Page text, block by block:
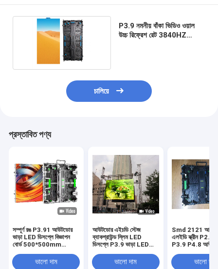
P3.9 নমনীয় বাঁকা ভিডিও ওয়াল
উচ্চ রিফ্রেশ রেট 3840HZ
চালিয়ে
প্রস্তাবিত পণ্য
সম্পূর্ণ রঙ P3.91 আউটডোর
ভাড়া LED ডিসপ্লে বিজ্ঞাপন
বোর্ড 500*500mm
ভালো দাম
আউটডোর এইচডি স্টেজ
ব্যাকগ্রাউন্ড স্লিম LED
ডিসপ্লে P3.9 ভাড়া LED
ভালো দাম
Smd 2121
এলইডি স্ক্রীন P2.6
P3.9 P4.8
ভালো দাম